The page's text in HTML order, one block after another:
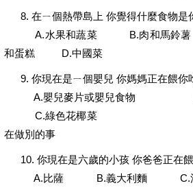
8. 在ㄧ個熱帶島上 你覺得什麼食物是
A.水果和蔬菜 B.肉和馬鈴
和蛋糕 D.中國菜
9. 你現在是ㄧ個嬰兒 你媽媽正在餵你
A.嬰兒麥片或嬰兒食物 B.
C.綠色花椰菜 D.什麼
在做別的事
10. 你現在是六歲的小孩 你爸爸正在
A.比薩 B.義大利麵 C.